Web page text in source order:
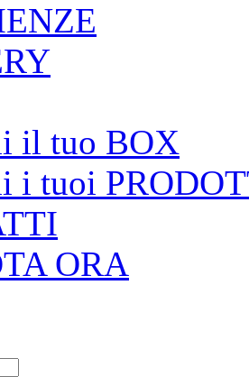
il tuo BOX
i tuoi
ORA